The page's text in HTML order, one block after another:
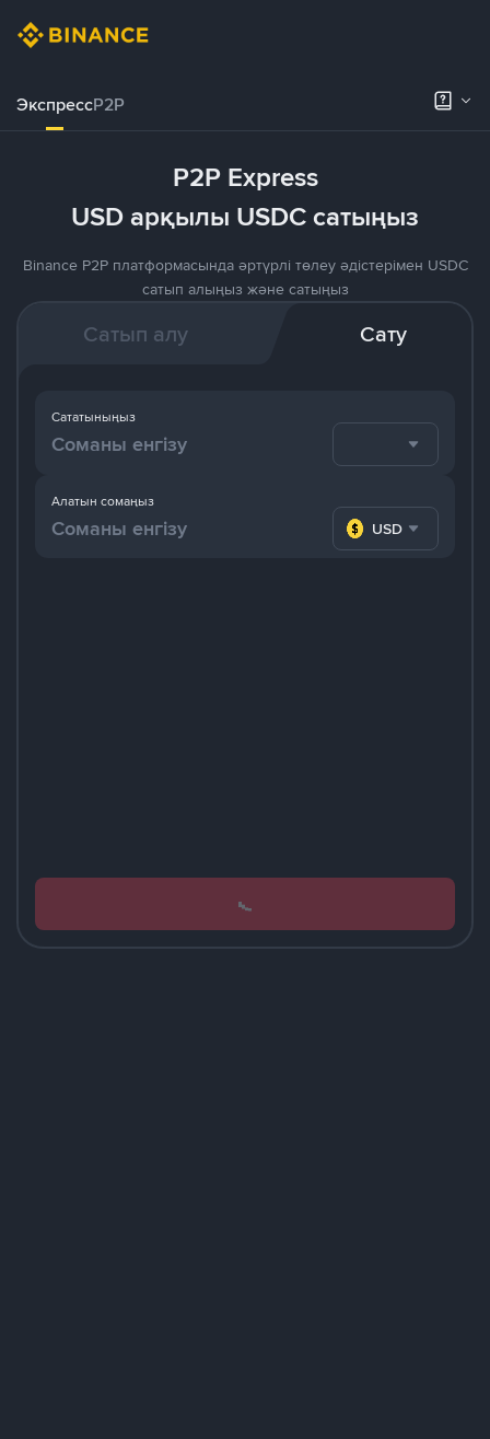
ЭкспрессP2P
P2P Express
USD арқылы USDC сатыңыз
Binance P2P платформасында әртүрлі төлеу әдістерімен USDC
сатып алыңыз және сатыңыз
Сатып алу Сату
Алатын сомаңыз
USD
Сататыныңыз